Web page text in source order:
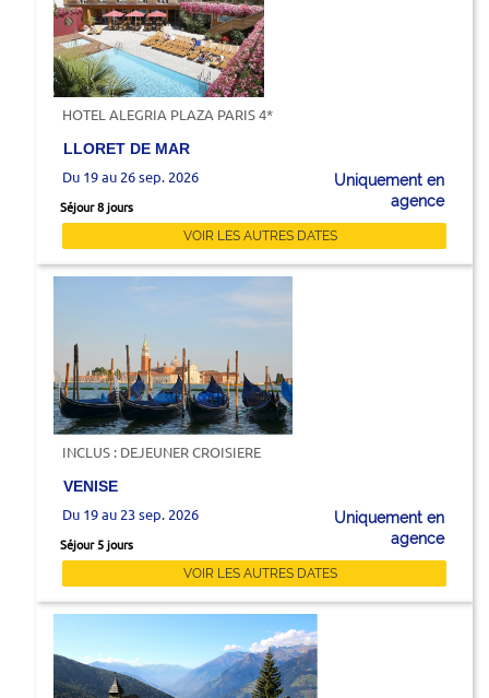
HOTEL ALEGRIA PLAZA PARIS 4*
LLORET DE MAR
Du 19 au 26 sep. 2026
Séjour 8 jours
Uniquement en
agence
VOIR LES AUTRES DATES
INCLUS : DEJEUNER CROISIERE
VENISE
Du 19 au 23 sep. 2026
Séjour 5 jours
Uniquement en
agence
VOIR LES AUTRES DATES